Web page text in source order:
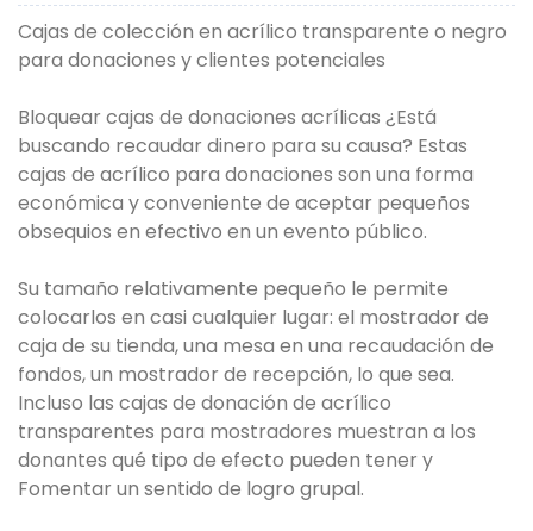
Cajas de colección en acrílico transparente o negro
para donaciones y clientes potenciales
Bloquear cajas de donaciones acrílicas ¿Está
buscando recaudar dinero para su causa? Estas
cajas de acrílico para donaciones son una forma
económica y conveniente de aceptar pequeños
obsequios en efectivo en un evento público.
Su tamaño relativamente pequeño le permite
colocarlos en casi cualquier lugar: el mostrador de
caja de su tienda, una mesa en una recaudación de
fondos, un mostrador de recepción, lo que sea.
Incluso las cajas de donación de acrílico
transparentes para mostradores muestran a los
donantes qué tipo de efecto pueden tener y
Fomentar un sentido de logro grupal.